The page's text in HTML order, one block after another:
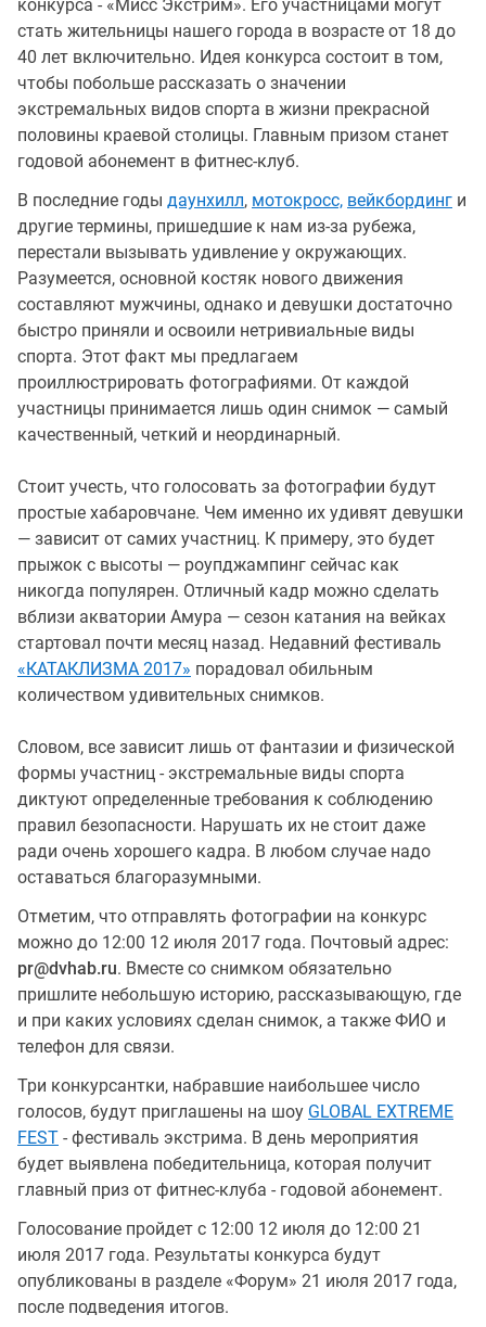
конкурса - «Мисс Экстрим». Его участницами могут
стать жительницы нашего города в возрасте от 18 до
40 лет включительно. Идея конкурса состоит в том,
чтобы побольше рассказать о значении
экстремальных видов спорта в жизни прекрасной
половины краевой столицы. Главным призом станет
годовой абонемент в фитнес-клуб.
В последние годы даунхилл, мотокросс, вейкбординг и
другие термины, пришедшие к нам из-за рубежа,
перестали вызывать удивление у окружающих.
Разумеется, основной костяк нового движения
составляют мужчины, однако и девушки достаточно
быстро приняли и освоили нетривиальные виды
спорта. Этот факт мы предлагаем
проиллюстрировать фотографиями. От каждой
участницы принимается лишь один снимок — самый
качественный, четкий и неординарный.
Стоит учесть, что голосовать за фотографии будут
простые хабаровчане. Чем именно их удивят девушки
— зависит от самих участниц. К примеру, это будет
прыжок с высоты — роупджампинг сейчас как
никогда популярен. Отличный кадр можно сделать
вблизи акватории Амура — сезон катания на вейках
стартовал почти месяц назад. Недавний фестиваль
«КАТАКЛИЗМА 2017» порадовал обильным
количеством удивительных снимков.
Словом, все зависит лишь от фантазии и физической
формы участниц - экстремальные виды спорта
диктуют определенные требования к соблюдению
правил безопасности. Нарушать их не стоит даже
ради очень хорошего кадра. В любом случае надо
оставаться благоразумными.
Отметим, что отправлять фотографии на конкурс
можно до 12:00 12 июля 2017 года. Почтовый адрес:
pr@dvhab.ru. Вместе со снимком обязательно
пришлите небольшую историю, рассказывающую, где
и при каких условиях сделан снимок, а также ФИО и
телефон для связи.
Три конкурсантки, набравшие наибольшее число
голосов, будут приглашены на шоу GLOBAL EXTREME
FEST - фестиваль экстрима. В день мероприятия
будет выявлена победительница, которая получит
главный приз от фитнес-клуба - годовой абонемент.
Голосование пройдет с 12:00 12 июля до 12:00 21
июля 2017 года. Результаты конкурса будут
опубликованы в разделе «Форум» 21 июля 2017 года,
после подведения итогов.